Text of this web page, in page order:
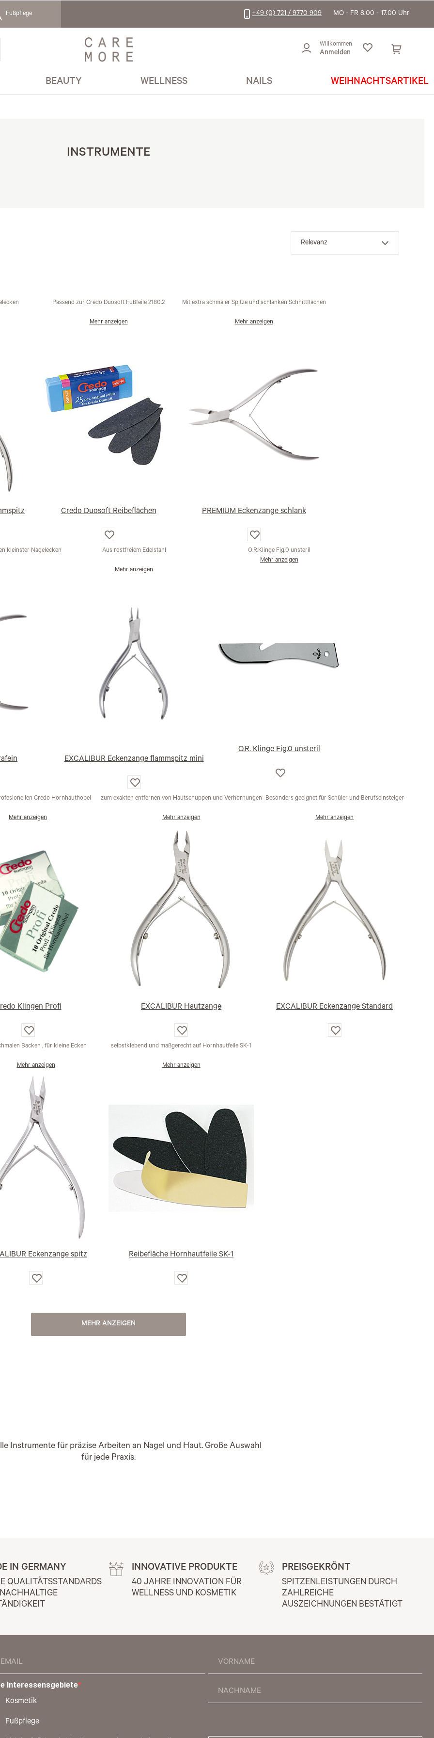
Fußpflege +49 (0) 721 / 9770 909 MO - FR 8.00 - 17.00 Uhr
Willkommen
Anmelden
BEAUTY WELLNESS NAILS WEIHNACHTSARTIKEL
INSTRUMENTE
Passend zur Credo Duosoft Fußfeile 2180.2
Mehr anzeigen
Credo Duosoft Reibeflächen
Auf
die
Wunschliste
Mit extra schmaler Spitze und schlanken Schnittflächen
Mehr anzeigen
PREMIUM Eckenzange schlank
Auf
die
Wunschliste
kleinster Nagelecken Aus rostfreiem Edelstahl
Mehr anzeigen
EXCALIBUR Eckenzange flammspitz mini
Auf
die
Wunschliste
O.R.Klinge Fig.0 unsteril
Mehr anzeigen
O.R. Klinge Fig.0 unsteril
Auf
die
Credo Hornhauthobel
Mehr anzeigen
Klingen Profi
Auf
die
Wunschliste
zum exakten entfernen von Hautschuppen und Verhornungen
Mehr anzeigen
EXCALIBUR Hautzange
Auf
die
Wunschliste
Besonders geeignet für Schüler und Berufseinsteiger
Mehr anzeigen
EXCALIBUR Eckenzange Standard
Auf
die
Backen , für kleine Ecken
Mehr anzeigen
Eckenzange spitz
Auf
die
selbstklebend und maßgerecht auf Hornhautfeile SK-1
Mehr anzeigen
Reibefläche Hornhautfeile SK-1
Auf
die
MEHR ANZEIGEN
Instrumente für präzise Arbeiten an Nagel und Haut. Große Auswahl
für jede Praxis.
IN GERMANY
QUALITÄTSSTANDARDS
INNOVATIVE PRODUKTE
40 JAHRE INNOVATION FÜR
WELLNESS UND KOSMETIK
PREISGEKRÖNT
SPITZENLEISTUNGEN DURCH
ZAHLREICHE
AUSZEICHNUNGEN BESTÄTIGT
Interessensgebiete
Kosmetik
Fußpflege